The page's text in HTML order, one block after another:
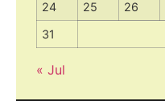
24
25 26
31
« Jul